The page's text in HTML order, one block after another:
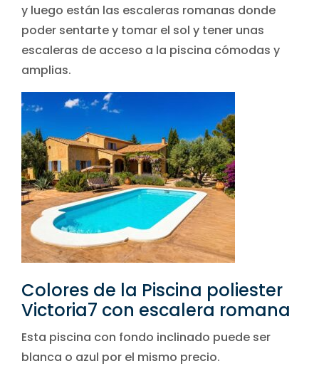
y luego están las escaleras romanas donde
poder sentarte y tomar el sol y tener unas
escaleras de acceso a la piscina cómodas y
amplias.
Colores de la Piscina poliester
Victoria7 con escalera romana
Esta piscina con fondo inclinado puede ser
blanca o azul por el mismo precio.